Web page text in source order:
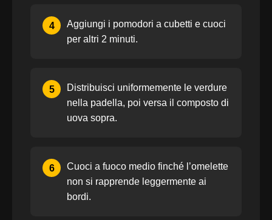
4
Aggiungi i pomodori a cubetti e cuoci
per altri 2 minuti.
5
Distribuisci uniformemente le verdure
nella padella, poi versa il composto di
uova sopra.
6
Cuoci a fuoco medio finché l’omelette
non si rapprende leggermente ai
bordi.